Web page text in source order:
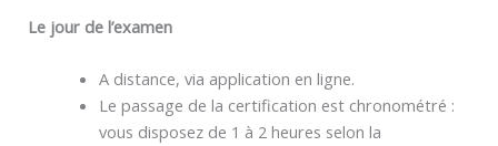
Le jour de l’examen
A distance, via application en ligne.
Le passage de la certification est chronométré :
vous disposez de 1 à 2 heures selon la